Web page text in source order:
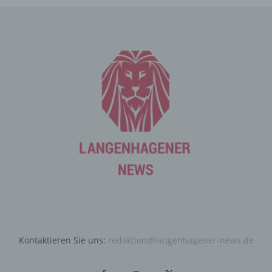
Kontaktieren Sie uns: redaktion@langenhagener-news.de
Daten werden ausschließlich für die interne Verwendung
bei dem für die Verarbeitung Verantwortlichen und für
eigene Zwecke erhoben und gespeichert. Der für die
Verarbeitung Verantwortliche kann die Weitergabe an
einen oder mehrere Auftragsverarbeiter, beispielsweise
einen Paketdienstleister, veranlassen, der die
personenbezogenen Daten ebenfalls ausschließlich für
eine interne Verwendung, die dem für die Verarbeitung
erfolgt vor dem Hintergrund, dass nur so der Missbrauch